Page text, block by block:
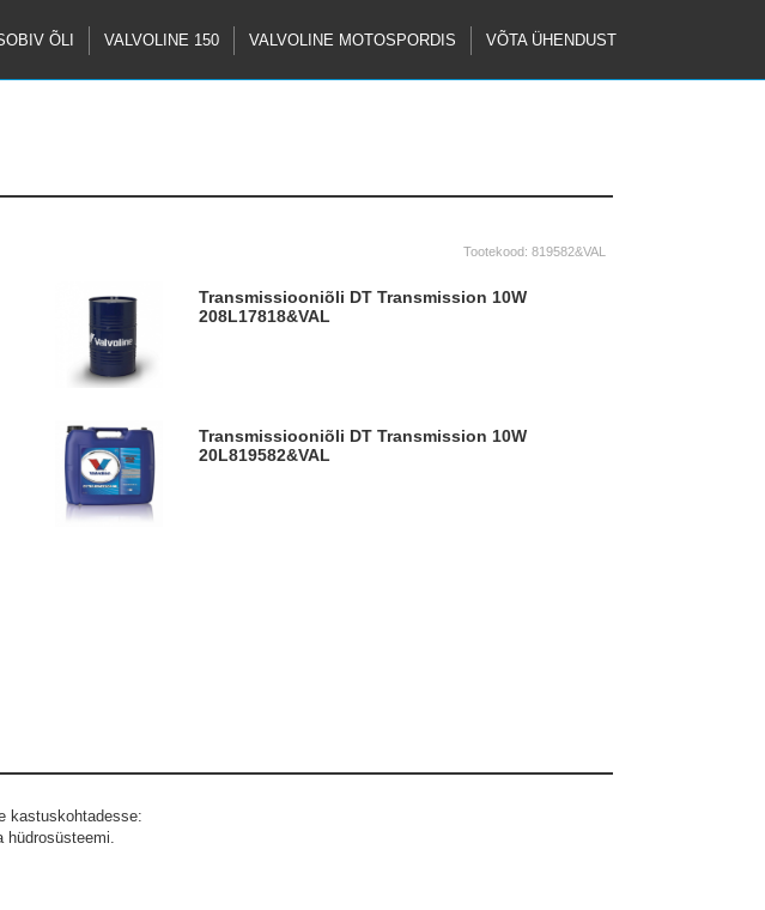
ÕLI VALVOLINE 150 VALVOLINE MOTOSPORDIS VÕTA ÜHENDUST
Tootekood: 819582&VAL
Transmissiooniõli DT Transmission 10W
208L17818&VAL
Transmissiooniõli DT Transmission 10W
20L819582&VAL
kastuskohtadesse:
hüdrosüsteemi.